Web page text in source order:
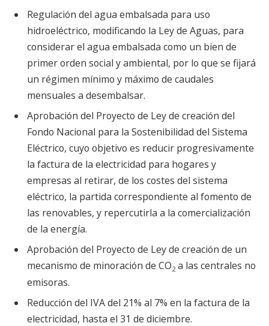
Regulación del agua embalsada para uso
hidroeléctrico, modificando la Ley de Aguas, para
considerar el agua embalsada como un bien de
primer orden social y ambiental, por lo que se fijará
un régimen mínimo y máximo de caudales
mensuales a desembalsar.
Aprobación del Proyecto de Ley de creación del
Fondo Nacional para la Sostenibilidad del Sistema
Eléctrico, cuyo objetivo es reducir progresivamente
la factura de la electricidad para hogares y
empresas al retirar, de los costes del sistema
eléctrico, la partida correspondiente al fomento de
las renovables, y repercutirla a la comercialización
de la energía.
Aprobación del Proyecto de Ley de creación de un
mecanismo de minoración de CO2 a las centrales no
emisoras.
Reducción del IVA del 21% al 7% en la factura de la
electricidad, hasta el 31 de diciembre.